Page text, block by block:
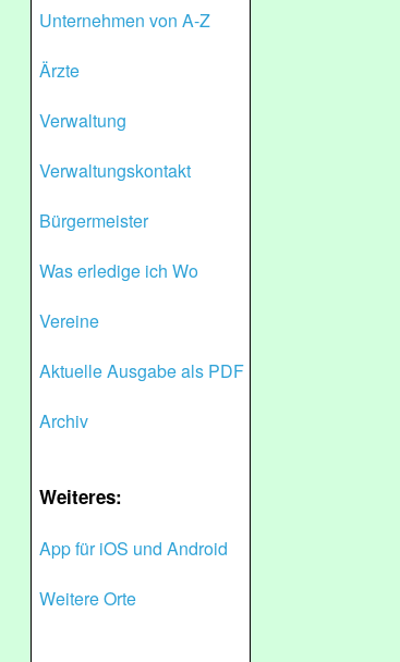
Unternehmen von A-Z
Ärzte
Verwaltung
Verwaltungskontakt
Bürgermeister
Was erledige ich Wo
Vereine
Aktuelle Ausgabe als PDF
Archiv
Weiteres:
App für iOS und Android
Weitere Orte